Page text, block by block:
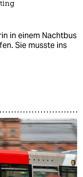
in einem Nachtbus
Sie musste ins